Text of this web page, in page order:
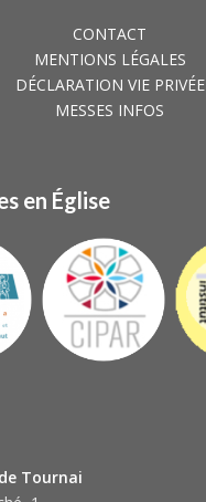
CONTACT
MENTIONS LÉGALES
DÉCLARATION VIE PRIVÉE
MESSES INFOS
en Église
Tournai